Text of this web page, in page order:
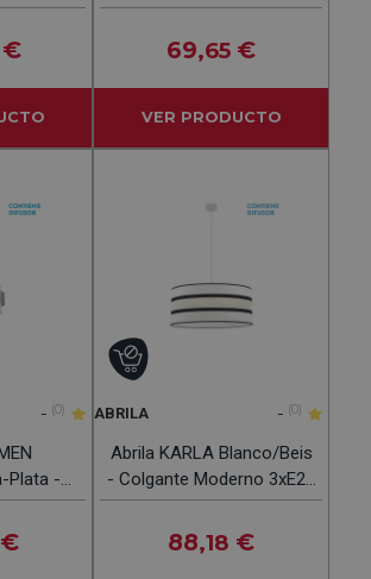
€
Colgante Moderno 1xE27
30 Cm
69,65 €
VER PRODUCTO
- (0)
Plata -
3xE27
€
ABRILA - (0)
Abrila KARLA Blanco/Beis
- Colgante Moderno 3xE27
60 Cm
88,18 €